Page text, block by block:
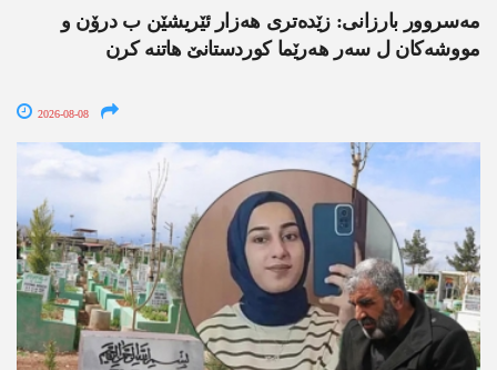
مەسروور بارزانی: زێدەتری ھەزار ئێریشێن ب درۆن و
مووشەکان ل سەر ھەرێما کوردستانێ ھاتنە کرن
2026-08-08